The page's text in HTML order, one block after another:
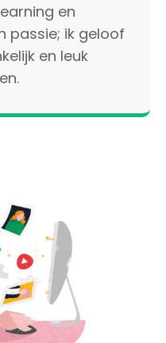
en
passie; ik geloof
en leuk